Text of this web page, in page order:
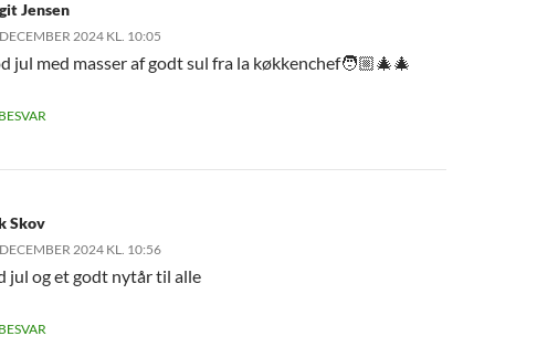
Jensen
2024 KL. 10:05
jul med masser af godt sul fra la køkkenchef🧑🏼‍🎄🎄
BESVAR
Skov
2024 KL. 10:56
jul og et godt nytår til alle
BESVAR